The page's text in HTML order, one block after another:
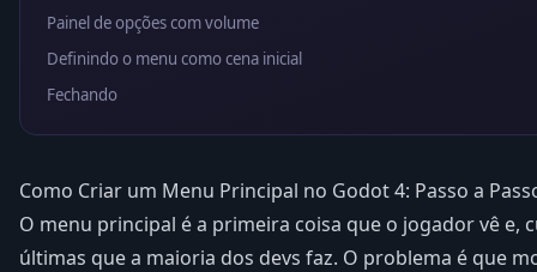
Painel de opções com volume
Definindo o menu como cena inicial
Fechando
Como Criar um Menu Principal no Godot 4: Passo a
O menu principal é a primeira coisa que o jogador vê e,
últimas que a maioria dos devs faz. O problema é que